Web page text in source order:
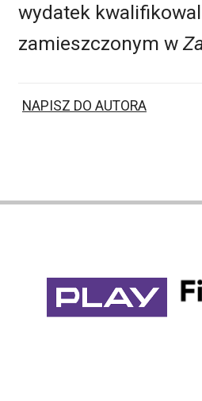
wydatek
zamieszczonym w
NAPISZ DO AUTORA